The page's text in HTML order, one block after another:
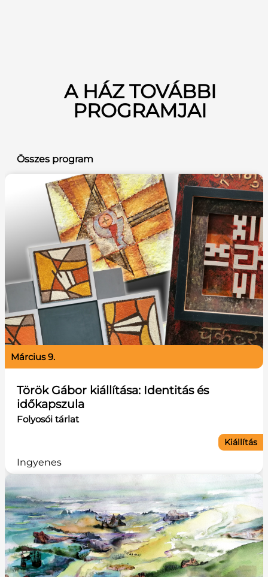
A HÁZ TOVÁBBI
PROGRAMJAI
Összes program
Török Gábor kiállítása: Identitás és
időkapszula
Folyosói tárlat
március 9.
Ingyenes
Kiállítás